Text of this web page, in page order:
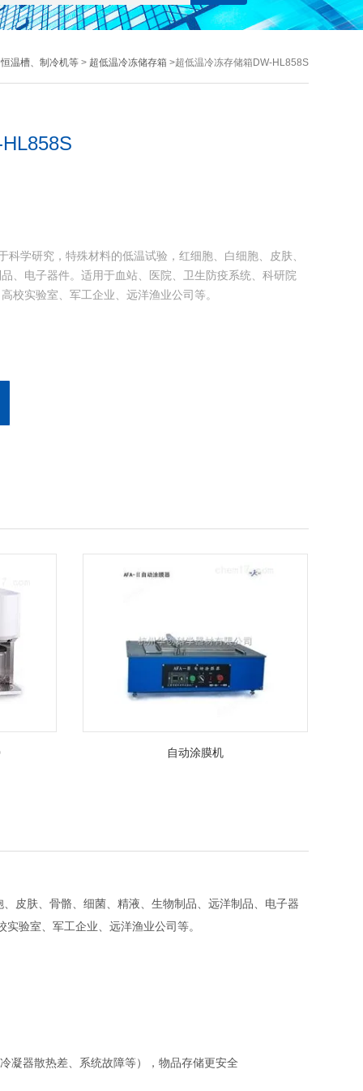
温槽、制冷机等> 超低温冷冻储存箱 >超低温冷冻存储箱DW-HL858S
学研究，特殊材料的低温试验，红细胞、白细胞、皮肤、
、电子器件。适用于血站、医院、卫生防疫系统、科研院
校实验室、军工企业、远洋渔业公司等。
自动涂膜机
皮肤、骨骼、细菌、精液、生物制品、远洋制品、电子器
验室、军工企业、远洋渔业公司等。
凝器散热差、系统故障等），物品存储更安全